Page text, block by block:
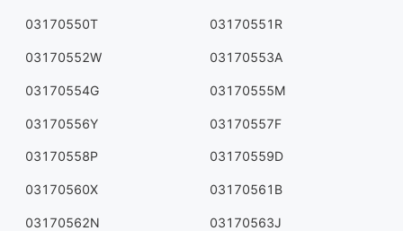
03170550T 03170551R
03170552W 03170553A
03170554G 03170555M
03170556Y 03170557F
03170558P 03170559D
03170560X 03170561B
03170562N 03170563J